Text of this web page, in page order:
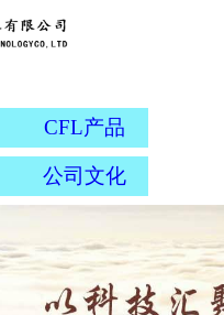
CFL产品
公司文化